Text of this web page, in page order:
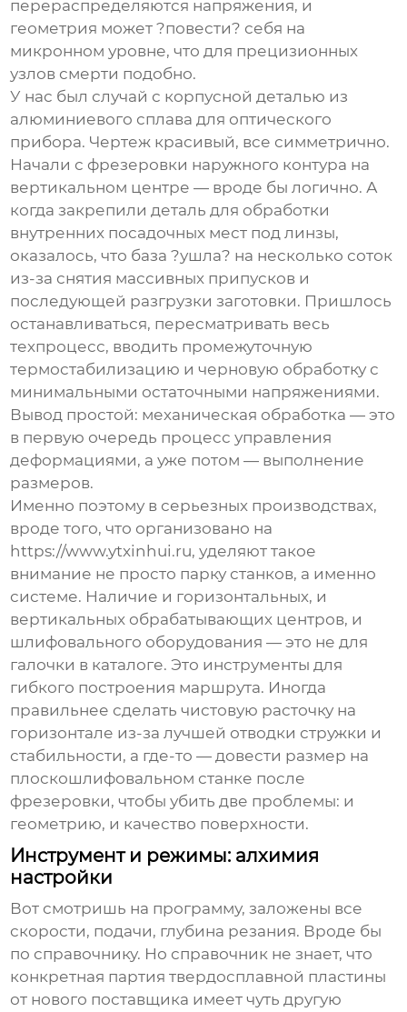
перераспределяются напряжения, и
геометрия может ?повести? себя на
микронном уровне, что для прецизионных
узлов смерти подобно.
У нас был случай с корпусной деталью из
алюминиевого сплава для оптического
прибора. Чертеж красивый, все симметрично.
Начали с фрезеровки наружного контура на
вертикальном центре — вроде бы логично. А
когда закрепили деталь для обработки
внутренних посадочных мест под линзы,
оказалось, что база ?ушла? на несколько соток
из-за снятия массивных припусков и
последующей разгрузки заготовки. Пришлось
останавливаться, пересматривать весь
техпроцесс, вводить промежуточную
термостабилизацию и черновую обработку с
минимальными остаточными напряжениями.
Вывод простой: механическая обработка — это
в первую очередь процесс управления
деформациями, а уже потом — выполнение
размеров.
Именно поэтому в серьезных производствах,
вроде того, что организовано на
https://www.ytxinhui.ru, уделяют такое
внимание не просто парку станков, а именно
системе. Наличие и горизонтальных, и
вертикальных обрабатывающих центров, и
шлифовального оборудования — это не для
галочки в каталоге. Это инструменты для
гибкого построения маршрута. Иногда
правильнее сделать чистовую расточку на
горизонтале из-за лучшей отводки стружки и
стабильности, а где-то — довести размер на
плоскошлифовальном станке после
фрезеровки, чтобы убить две проблемы: и
геометрию, и качество поверхности.
Инструмент и режимы: алхимия
настройки
Вот смотришь на программу, заложены все
скорости, подачи, глубина резания. Вроде бы
по справочнику. Но справочник не знает, что
конкретная партия твердосплавной пластины
от нового поставщика имеет чуть другую